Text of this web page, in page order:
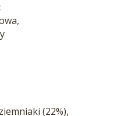
(22%),